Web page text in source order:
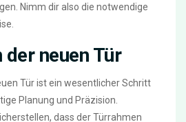
Nimm dir also die notwendige
neuen Tür
Tür ist ein wesentlicher Schritt
Planung und Präzision.
dass der Türrahmen